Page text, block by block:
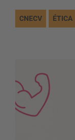
CNECV ÉTICA